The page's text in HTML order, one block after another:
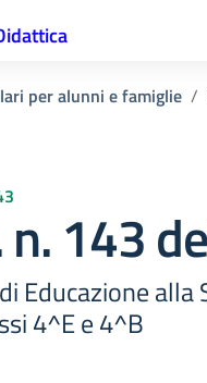
per alunni e famiglie
n. 143
Educazione alla
4^E e 4^B